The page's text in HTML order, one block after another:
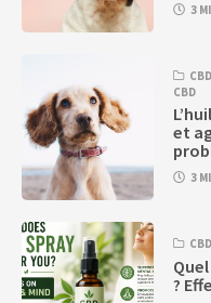
3
CBD
CBD
et
3
CBD
?